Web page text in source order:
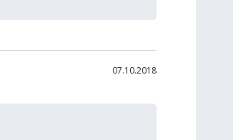
07.10.2018